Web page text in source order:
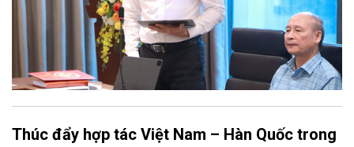
Thúc đẩy hợp tác Việt Nam – Hàn Quốc trong